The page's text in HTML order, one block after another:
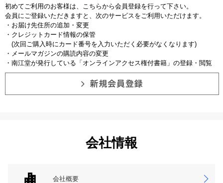
初めてご利用のお客様は、こちらから会員登録を行って下さい。
会員にご登録いただきますと、次のサービスをご利用いただけます。
・お届け先住所の追加・変更
・クレジットカード情報の保管
(次回ご購入時にカード番号を入力いただく必要がなくなります)
・メールマガジンの購読内容の変更
・南江堂が発行している「オンラインアクセス権付書籍」の登録・閲覧
会社情報
会社概要